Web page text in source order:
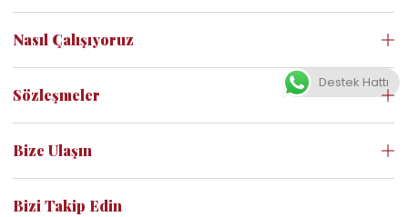
Nasıl Çalışıyoruz
Sözleşmeler
Bize Ulaşın
Bizi Takip Edin
Destek Hattı